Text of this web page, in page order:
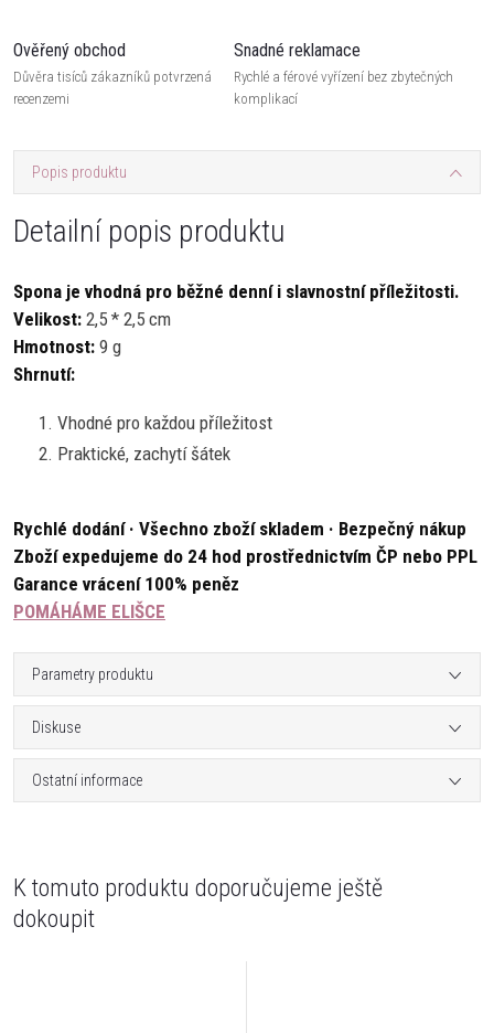
Ověřený obchod
Důvěra tisíců zákazníků potvrzená
recenzemi
Snadné reklamace
Rychlé a férové vyřízení bez zbytečných
komplikací
Popis produktu
Detailní popis produktu
Spona je vhodná pro běžné denní i slavnostní příležitosti.
Velikost: 2,5 * 2,5 cm
Hmotnost: 9 g
Shrnutí:
Vhodné pro každou příležitost
Praktické, zachytí šátek
Rychlé dodání · Všechno zboží skladem · Bezpečný nákup
Zboží expedujeme do 24 hod prostřednictvím ČP nebo PPL
Garance vrácení 100% peněz
POMÁHÁME ELIŠCE
Parametry produktu
Diskuse
Ostatní informace
K tomuto produktu doporučujeme ještě
dokoupit